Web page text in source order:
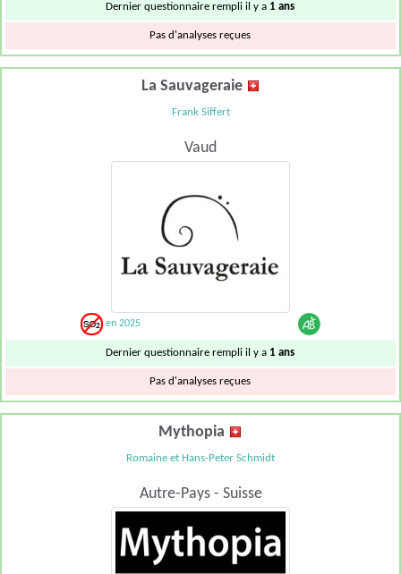
Dernier questionnaire rempli il y a 1 ans
Pas d'analyses reçues
La Sauvageraie
Frank Siffert
Vaud
en 2025
Dernier questionnaire rempli il y a 1 ans
Pas d'analyses reçues
Mythopia
Romaine et Hans-Peter Schmidt
Autre-Pays - Suisse